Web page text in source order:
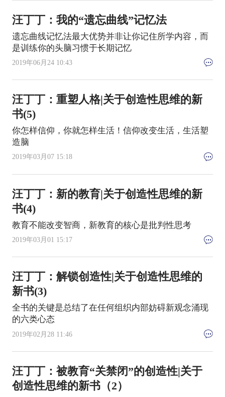
汪丁丁：我的“遗忘曲线”记忆法
遗忘曲线记忆法最大优势并非让你记住所学内容，而
是训练你的头脑习惯于长期记忆
2019年06月24 10:43
汪丁丁：重塑人格|关于创造性思维的新
书(5)
你怎样信仰，你就怎样生活！信仰改变生活，生活塑
造脑
2019年03月07 15:18
汪丁丁：新的教育|关于创造性思维的新
书(4)
教育不能改变智商，新教育的核心是批判性思考
2019年03月01 15:17
汪丁丁：解锁创造性|关于创造性思维的
新书(3)
全书的关键是总结了在任何组织内部妨碍新观念涌现
的六类心态
2019年02月28 11:46
汪丁丁：被教育“关禁闭”的创造性|关于
创造性思维的新书（2）